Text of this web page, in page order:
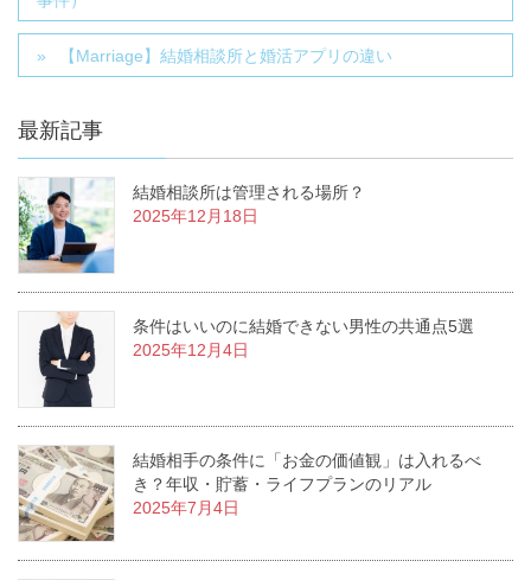
【Marriage】結婚相談所と婚活アプリの違い
最新記事
結婚相談所は管理される場所？
2025年12月18日
条件はいいのに結婚できない男性の共通点5選
2025年12月4日
結婚相手の条件に「お金の価値観」は入れるべ
き？年収・貯蓄・ライフプランのリアル
2025年7月4日